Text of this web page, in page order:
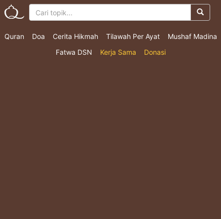
Quran Doa Cerita Hikmah Tilawah Per Ayat
Mushaf Madina
Fatwa DSN
Kerja Sama Donasi